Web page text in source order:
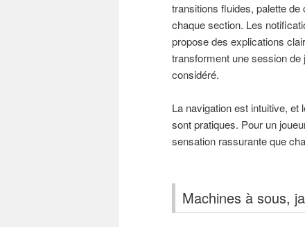
transitions fluides, palette
chaque section. Les
propose des explications
transforment une session de
considéré.
La navigation est intuitive,
sont pratiques. Pour un
sensation rassurante que
Machines à sous,